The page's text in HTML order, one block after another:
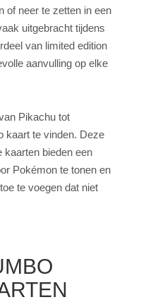
of neer te zetten in een
uitgebracht tijdens
van limited edition
aanvulling op elke
Pikachu tot
kaart te vinden. Deze
kaarten bieden een
Pokémon te tonen en
te voegen dat niet